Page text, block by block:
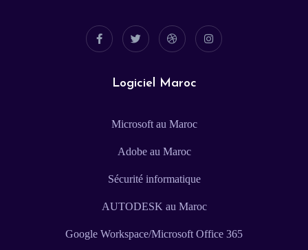
Logiciel Maroc
Microsoft au Maroc
Adobe au Maroc
Sécurité informatique
AUTODESK au Maroc
Google Workspace/Microsoft Office 365